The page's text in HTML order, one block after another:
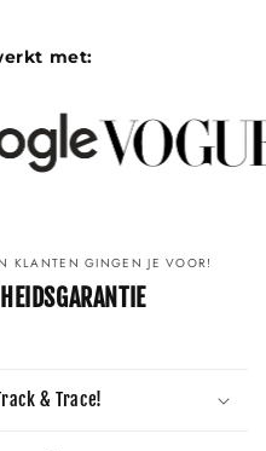
met:
KLANTEN GINGEN JE VOOR!
& Trace!